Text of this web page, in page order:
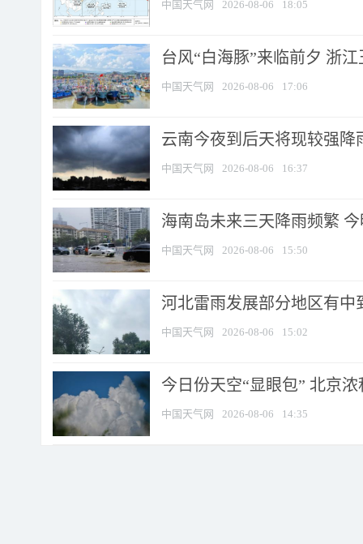
中国天气网 2026-08-06 18:05
台风“白海豚”来临前夕 浙
中国天气网 2026-08-06 17:06
云南今夜到后天将现较强降
中国天气网 2026-08-06 16:37
海南岛未来三天降雨频繁
中国天气网 2026-08-06 15:50
河北雷雨发展部分地区有中
中国天气网 2026-08-06 15:02
今日份天空“显眼包” 北京
中国天气网 2026-08-06 14:35